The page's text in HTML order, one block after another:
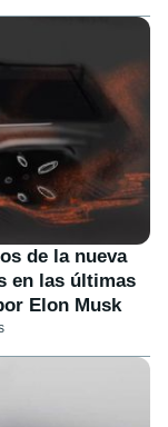
de la nueva
en las últimas
Elon Musk